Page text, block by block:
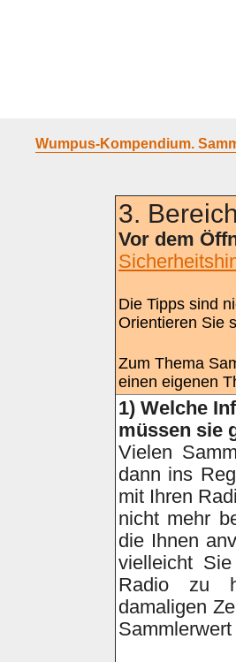
Wumpus-Kompendium.
3.
Vor dem
Die Tipps sind
Orientieren Sie
Zum Thema
einen eigenen
1) Welche
müssen sie
Vielen
dann ins
mit Ihren
nicht mehr
die Ihnen
vielleicht
Radio zu
damaligen